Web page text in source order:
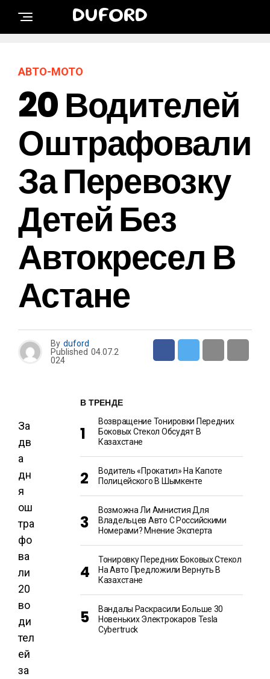
DUFORD
АВТО-МОТО
20 Водителей
Оштрафовали
За Перевозку
Детей Без
Автокресел В
Астане
By duford
Published 04.07.2
024
За
дв
а
дн
я
ош
тра
фо
ва
ли
20
во
ди
тел
ей
за
В ТРЕНДЕ
Возвращение Тонировки Передних
Боковых Стекол Обсудят В
Казахстане
Водитель «прокатил» На Капоте
Полицейского В Шымкенте
Возможна Ли Амнистия Для
Владельцев Авто С Российскими
Номерами? Мнение Эксперта
Тонировку Передних Боковых Стекол
На Авто Предложили Вернуть В
Казахстане
Вандалы Раскрасили Больше 30
Новеньких Электрокаров Tesla
Cybertruck